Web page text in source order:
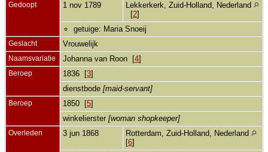
Gedoopt 1 nov 1789
Lekkerkerk, Zuid-Holland, Nederland
[2]
getuige: Maria Snoeij
Geslacht Vrouwelijk
Naamsvariatie Johanna van Roon [4]
Beroep 1836 [3]
dienstbode [maid-servant]
Beroep 1850 [5]
winkelierster [woman shopkeeper]
Overleden 3 jun 1868
Rotterdam, Zuid-Holland, Nederland
[6]